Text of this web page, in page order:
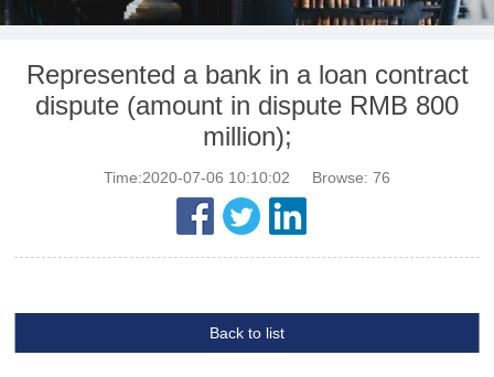
Represented a bank in a loan contract
dispute (amount in dispute RMB 800
million);
Time:2020-07-06 10:10:02 Browse: 76
Back to list